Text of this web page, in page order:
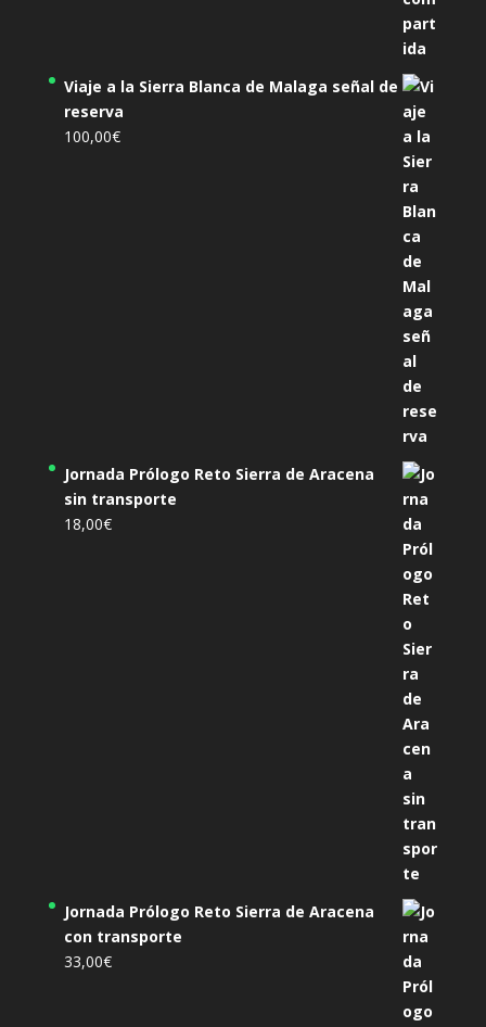
Viaje a la Sierra Blanca de Malaga señal de
reserva
100,00€
Jornada Prólogo Reto Sierra de Aracena
sin transporte
18,00€
Jornada Prólogo Reto Sierra de Aracena
con transporte
33,00€